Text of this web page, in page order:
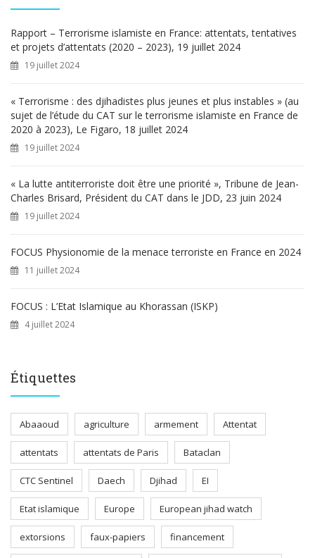
h
e
r
Rapport – Terrorisme islamiste en France: attentats, tentatives
et projets d’attentats (2020 – 2023), 19 juillet 2024
19 juillet 2024
« Terrorisme : des djihadistes plus jeunes et plus instables » (au
sujet de l’étude du CAT sur le terrorisme islamiste en France de
2020 à 2023), Le Figaro, 18 juillet 2024
19 juillet 2024
« La lutte antiterroriste doit être une priorité », Tribune de Jean-
Charles Brisard, Président du CAT dans le JDD, 23 juin 2024
19 juillet 2024
FOCUS Physionomie de la menace terroriste en France en 2024
11 juillet 2024
FOCUS : L’Etat Islamique au Khorassan (ISKP)
4 juillet 2024
Étiquettes
Abaaoud agriculture armement Attentat
attentats attentats de Paris Bataclan
CTC Sentinel Daech Djihad EI
Etat islamique Europe European jihad watch
extorsions faux-papiers financement